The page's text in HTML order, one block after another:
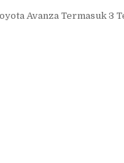
Avanza Termasuk 3